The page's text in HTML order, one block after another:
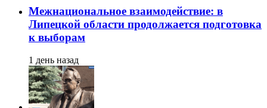
Межнациональное взаимодействие: в
Липецкой области продолжается подготовка
к выборам
1 день назад